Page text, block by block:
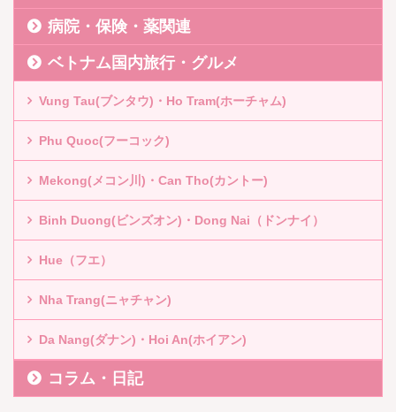
病院・保険・薬関連
ベトナム国内旅行・グルメ
Vung Tau(ブンタウ)・Ho Tram(ホーチャム)
Phu Quoc(フーコック)
Mekong(メコン川)・Can Tho(カントー)
Binh Duong(ビンズオン)・Dong Nai（ドンナイ）
Hue（フエ）
Nha Trang(ニャチャン)
Da Nang(ダナン)・Hoi An(ホイアン)
コラム・日記